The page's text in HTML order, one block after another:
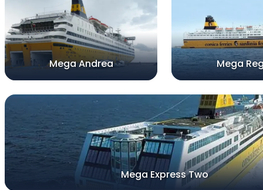
Mega Andrea Mega
Mega Express Two